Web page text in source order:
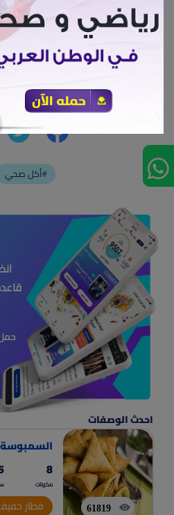
السعرات الحرارية للقطعة
أكل صحي#
احدث الوصفات
61819
السمبوسة
8
مكونات
فطار